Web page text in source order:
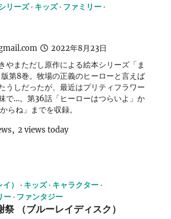
リーズ キッズ
ファミリー
2022年8月23日
やまただし原作による絵本シリーズ「ま
第8巻。牧場の正義のヒーローと言えば
うしだったが、最近はプリティフラワー
で…。第36話「ヒーローはつらいよ」か
らね」までを収録。
2 views today
） キッズ
キャラクター
ー ファンタジー
（ブルーレイディスク）